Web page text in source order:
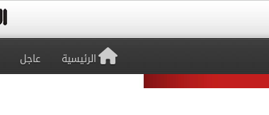
الرئيسية عاجل